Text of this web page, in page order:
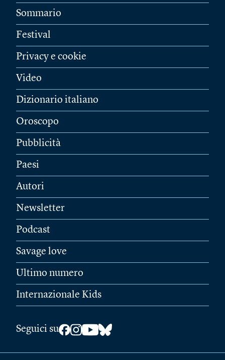
Sommario
Festival
Privacy e cookie
Video
Dizionario italiano
Oroscopo
Pubblicità
Paesi
Autori
Newsletter
Podcast
Savage love
Ultimo numero
Internazionale Kids
Seguici su